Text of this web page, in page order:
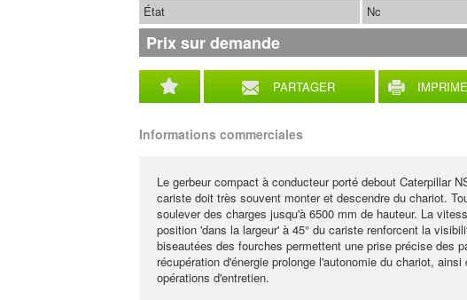
PARTAGER
État
Nc
Prix sur demande
Informations commerciales
Le gerbeur compact à conducteur porté debout Caterpillar
cariste doit très souvent monter et descendre du chariot.
soulever des charges jusqu'à 6500 mm de hauteur. La
position 'dans la largeur' à 45° du cariste renforcent la
biseautées des fourches permettent une prise précise des
récupération d'énergie prolonge l'autonomie du chariot,
opérations d'entretien.